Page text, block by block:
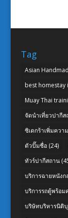
Tag
Asian
best homestay
Muay Thai
จัดนำเที่ยวปากีส
ซิเดกร้าเพิ่มควา
ตัวปั๊มชื่อ(24)
ทัวร์ปากีสถาน
บริการฉายหนังก
บริการรถตู้พร้อ
บริษัทบริหารนิติ